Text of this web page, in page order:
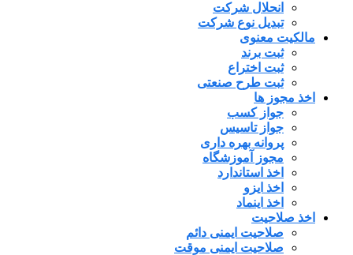
انحلال شرکت
تبدیل نوع شرکت
مالکیت معنوی
ثبت برند
ثبت اختراع
ثبت طرح صنعتی
اخذ مجوز ها
جواز کسب
جواز تاسیس
پروانه بهره داری
مجوز آموزشگاه
اخذ استاندارد
اخذ ایزو
اخذ اینماد
اخذ صلاحیت
صلاحیت ایمنی دائم
صلاحیت ایمنی موقت